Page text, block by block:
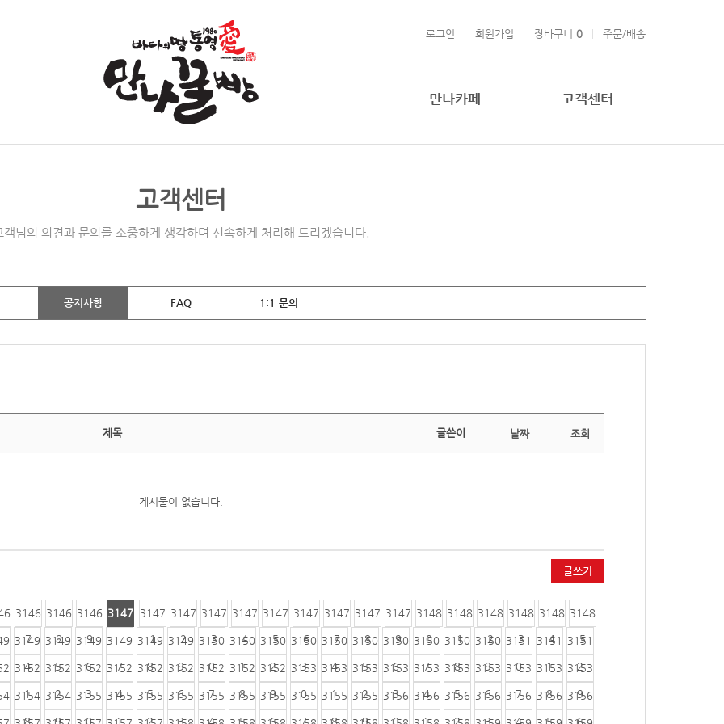
로그인 회원가입 장바구니 0 주문/배송
만나카페 고객센터
고객센터
객님의 의견과 문의를 소중하게 생각하며 신속하게 처리해 드리겠습니다.
공지사항 FAQ 1:1 문의
제목 글쓴이 날짜 조회
게시물이 없습니다.
글쓰기
3146
7
3146
8
3146
9
3147
0
3147
1
3147
2
3147
3
3147
4
3147
5
3147
6
3147
7
3147
8
3147
9
3148
0
3148
1
3148
2
3148
3
3148
4
3148
5
3149
4
3149
5
3149
6
3149
7
3149
8
3149
9
3150
0
3150
1
3150
2
3150
3
3150
4
3150
5
3150
6
3150
7
3150
8
3150
9
3151
0
3151
1
3151
2
3152
1
3152
2
3152
3
3152
4
3152
5
3152
6
3152
7
3152
8
3152
9
3153
0
3153
1
3153
2
3153
3
3153
4
3153
5
3153
6
3153
7
3153
8
3153
9
3154
8
3154
9
3155
0
3155
1
3155
2
3155
3
3155
4
3155
5
3155
6
3155
7
3155
8
3155
9
3156
0
3156
1
3156
2
3156
3
3156
4
3156
5
3156
6